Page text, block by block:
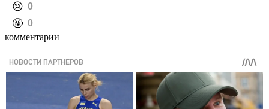
️😢 0
️🤬 0
комментарии